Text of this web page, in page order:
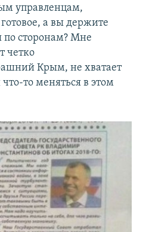
управленцам,
а вы держите
по сторонам? Мне
четко
Крым, не хватает
то меняться в этом